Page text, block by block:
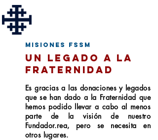
misiones fssm
UN LEGADO A LA
FRATERNIDAD
Es gracias a las donaciones y legados
que se han dado a la Fraternidad que
hemos podido llevar a cabo al menos
parte de la visión de nuestro
Fundador.rea, pero se necesita en
otros lugares.